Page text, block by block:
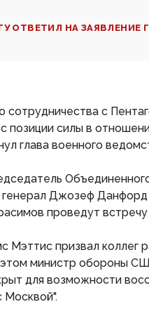
ОТВЕТИЛ НА ЗАЯВЛЕНИЕ
сотрудничества с
позиции силы в
глава военного
Джозеф Данфорд
проведут встречу
призвал коллег
министр обороны
для возможности
Москвой".